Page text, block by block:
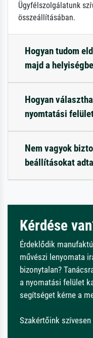
Ügyfélszolgálatunk
összeállításában.
Hogyan tudom
majd a
Hogyan
nyomtatási
Nem vagyok
beállításokat
Kérdése
Érdeklődik
művészi lenyomata
bizonytalan?
a nyomatási felület
segítséget kérne a
Szakértőink